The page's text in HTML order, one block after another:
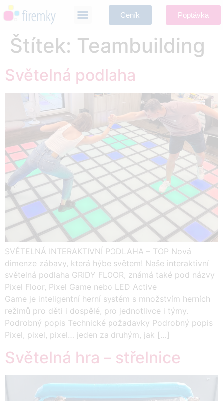
Ceník Poptávka
Štítek: Teambuilding
Světelná podlaha
SVĚTELNÁ INTERAKTIVNÍ PODLAHA – TOP Nová
dimenze zábavy, která hýbe světem! Naše interaktivní
světelná podlaha GRIDY FLOOR, známá také pod názvy
Pixel Floor, Pixel Game nebo LED Active
Game je inteligentní herní systém s množstvím herních
režimů pro děti i dospělé, pro jednotlivce i týmy.
Podrobný popis Technické požadavky Podrobný popis
Pixel, pixel, pixel… jeden za druhým, jak […]
Světelná hra – střelnice